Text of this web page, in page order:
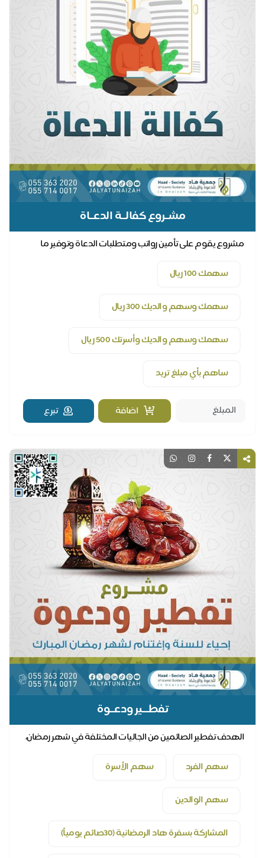
مشــروع كفالــة الدعــاة
مشروع يقوم على تأمين رواتب ومتطلبات الدعاة وتوفير ما
سهمك 100 ريال
سهمك وسهم والديك 300 ريال
سهمك وسهم والديك وأسرتك 500 ريال
ساهم بأي مبلغ تريد
اضافة تبرع
تفطـــير ودعــوة
الهدف تفطير الصائمين من الجاليات المختلفة في شهر رمضان،
سهم الفرد
سهم الأسرة
سهم الوالدين
المشاركة بسفرة هاد الرمضانية (30صائم يومياً)